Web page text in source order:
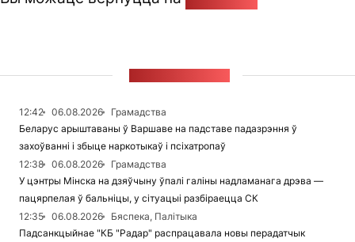
12:42 06.08.2026
Грамадства
Беларус арыштаваны ў Варшаве на падставе падазрэння ў
захоўванні і збыце наркотыкаў і псіхатропаў
12:38
06.08.2026
Грамадства
У цэнтры Мінска на дзяўчыну ўпалі галіны надламанага дрэва —
пацярпелая ў бальніцы, у сітуацыі разбіраецца СК
12:35
06.08.2026
Бяспека, Палітыка
Падсанкцыйнае "КБ "Радар" распрацавала новы перадатчык